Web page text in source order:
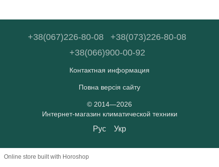
+38(067)226-80-08
+38(073)226-80-08
+38(066)900-00-92
Контактная информация
Повна версія сайту
© 2014—2026
Интернет-магазин климатической техники
Рус Укр
Online store built with Horoshop